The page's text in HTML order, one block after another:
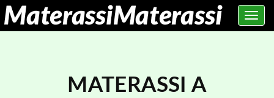
Toggle
MATERASSI A